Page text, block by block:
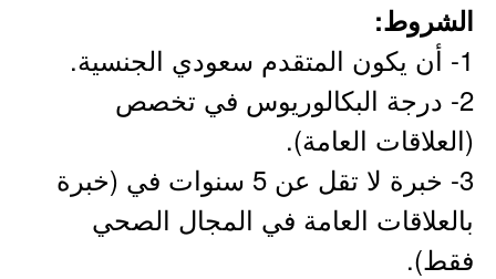
الشروط:
1- أن يكون المتقدم سعودي الجنسية.
2- درجة البكالوريوس في تخصص
(العلاقات العامة).
3- خبرة لا تقل عن 5 سنوات في (خبرة
بالعلاقات العامة في المجال الصحي
فقط).